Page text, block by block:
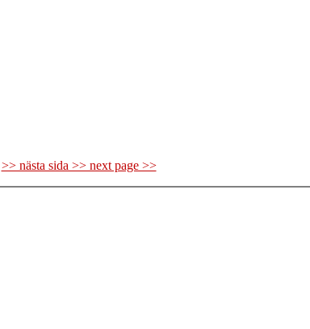
>> nästa sida >> next page >>